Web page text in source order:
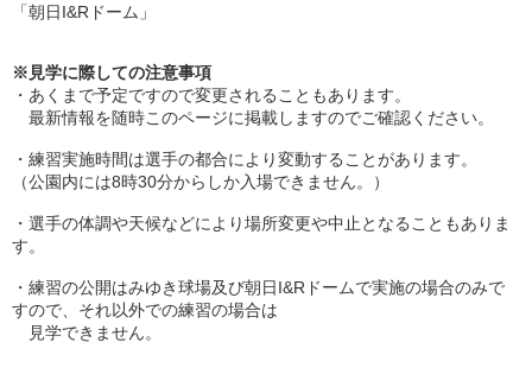
「朝日I&Rドーム」
※見学に際しての注意事項
・あくまで予定ですので変更されることもあります。
最新情報を随時このページに掲載しますのでご確認ください。
・練習実施時間は選手の都合により変動することがあります。
（公園内には8時30分からしか入場できません。）
・選手の体調や天候などにより場所変更や中止となることもありま
す。
・練習の公開はみゆき球場及び朝日I&Rドームで実施の場合のみで
すので、それ以外での練習の場合は
見学できません。